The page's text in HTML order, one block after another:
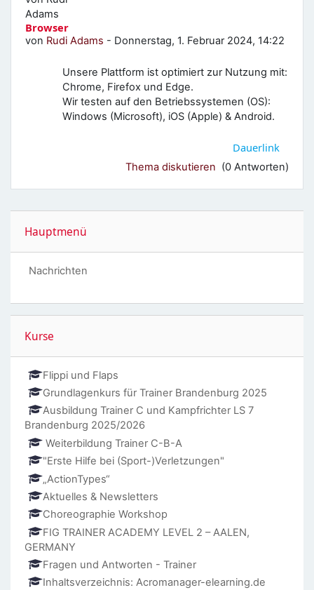
Browser
von Rudi Adams - Donnerstag, 1. Februar 2024, 14:22
Unsere Plattform ist optimiert zur Nutzung mit:
Chrome, Firefox und Edge.
Wir testen auf den Betriebssystemen (OS):
Windows (Microsoft), iOS (Apple) & Android.
Dauerlink
Thema diskutieren (0 Antworten)
Hauptmenü
Nachrichten
Kurse
Flippi und Flaps
Grundlagenkurs für Trainer Brandenburg 2025
Ausbildung Trainer C und Kampfrichter LS 7
Brandenburg 2025/2026
Weiterbildung Trainer C-B-A
"Erste Hilfe bei (Sport-)Verletzungen"
„ActionTypes“
Aktuelles & Newsletters
Choreographie Workshop
FIG TRAINER ACADEMY LEVEL 2 – AALEN,
GERMANY
Fragen und Antworten - Trainer
Inhaltsverzeichnis: Acromanager-elearning.de